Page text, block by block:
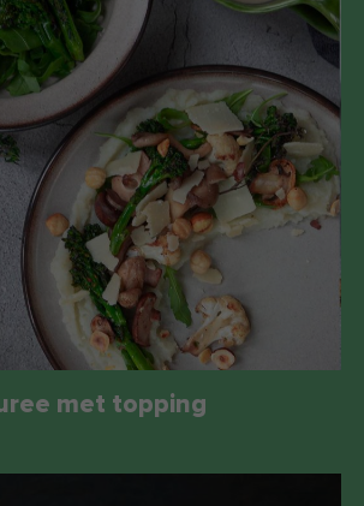
met topping